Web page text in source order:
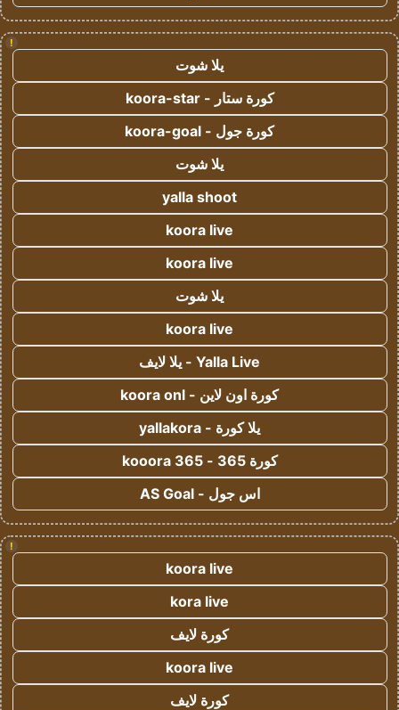
!
يلا شوت
كورة ستار - koora-star
كورة جول - koora-goal
يلا شوت
yalla shoot
koora live
koora live
يلا شوت
koora live
Yalla Live - يلا لايف
كورة اون لاين - koora onl
يلا كورة - yallakora
كورة 365 - kooora 365
اس جول - AS Goal
!
koora live
kora live
كورة لايف
koora live
كورة لايف